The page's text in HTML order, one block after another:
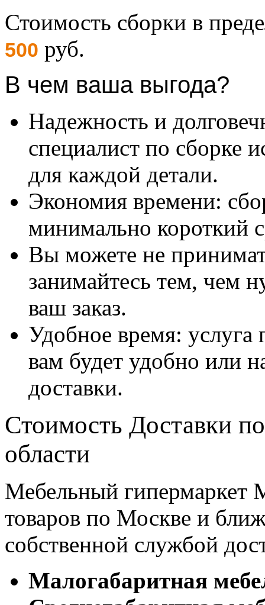
Стоимость сборки в
500 руб.
В чем ваша выгода?
Надежность и
специалист по сборке
для каждой детали.
Экономия времени:
минимально короткий
Вы можете не
занимайтесь тем, чем
ваш заказ.
Удобное время: услуга
вам будет удобно или
доставки.
Стоимость Доставки
области
Мебельный гипермаркет
товаров по Москве и
собственной службой
Малогабаритная